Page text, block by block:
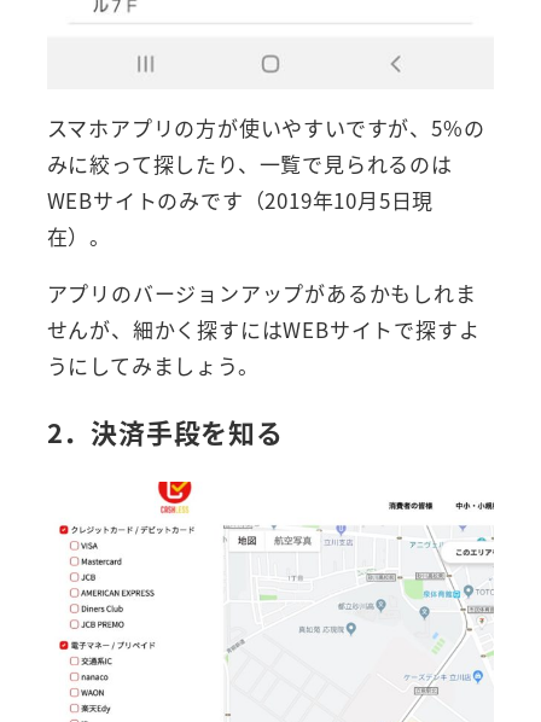
スマホアプリの方が使いやすいですが、5%の
みに絞って探したり、一覧で見られるのは
WEBサイトのみです（2019年10月5日現
在）。
アプリのバージョンアップがあるかもしれま
せんが、細かく探すにはWEBサイトで探すよ
うにしてみましょう。
2．決済手段を知る